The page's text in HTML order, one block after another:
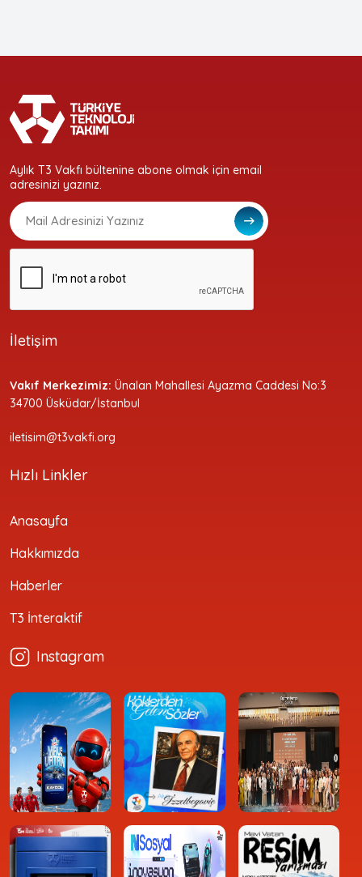
Aylık T3 Vakfı bültenine abone olmak için email
adresinizi yazınız.
İletişim
Vakıf Merkezimiz: Ünalan Mahallesi Ayazma Caddesi No:3
34700 Üsküdar/İstanbul
iletisim@t3vakfi.org
Hızlı Linkler
Anasayfa
Hakkımızda
Haberler
T3 İnteraktif
Instagram